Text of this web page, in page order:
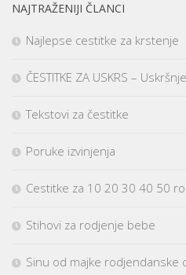
NAJTRAŽENIJI ČLANCI
Najlepse cestitke za krstenje
ČESTITKE ZA USKRS –
Tekstovi za čestitke
Poruke izvinjenja
Cestitke za 10 20 30 40 50
Stihovi za rodjenje bebe
Sinu od majke rodjendanske